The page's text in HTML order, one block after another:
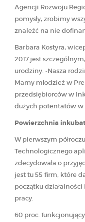
Agencji Rozwoju
pomysły, zrobimy
znaleźć na nie
Barbara Kostyra,
2017 jest
urodziny. -Nasza
Mamy młodzież w
przedsiębiorców w
dużych potentatów w
Powierzchnia
W pierwszym
Technologicznego
zdecydowała o
jest tu 55 firm, które
początku
pracy.
60 proc.